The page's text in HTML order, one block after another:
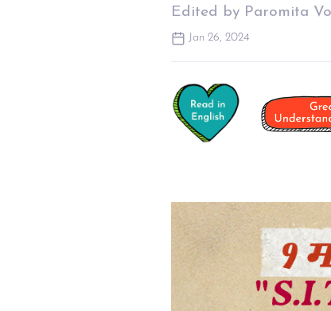
Edited by Paromita
Jan 26, 2024